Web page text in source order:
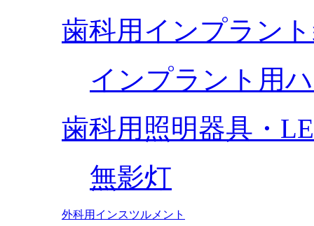
歯科用インプラン
インプラント用
歯科用照明器具・
無影灯
外科用インスツルメント